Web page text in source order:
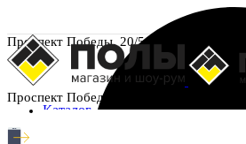
Проспект Победы, 20/5
Проспект Победы, 20/5
Каталог